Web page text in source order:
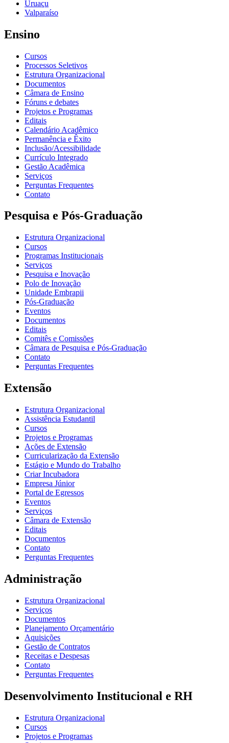
Uruaçu
Valparaíso
Ensino
Cursos
Processos Seletivos
Estrutura Organizacional
Documentos
Câmara de Ensino
Fóruns e debates
Projetos e Programas
Editais
Calendário Acadêmico
Permanência e Êxito
Inclusão/Acessibilidade
Currículo Integrado
Gestão Acadêmica
Serviços
Perguntas Frequentes
Contato
Pesquisa e Pós-Graduação
Estrutura Organizacional
Cursos
Programas Institucionais
Serviços
Pesquisa e Inovação
Polo de Inovação
Unidade Embrapii
Pós-Graduação
Eventos
Documentos
Editais
Comitês e Comissões
Câmara de Pesquisa e Pós-Graduação
Contato
Perguntas Frequentes
Extensão
Estrutura Organizacional
Assistência Estudantil
Cursos
Projetos e Programas
Ações de Extensão
Curricularização da Extensão
Estágio e Mundo do Trabalho
Criar Incubadora
Empresa Júnior
Portal de Egressos
Eventos
Serviços
Câmara de Extensão
Editais
Documentos
Contato
Perguntas Frequentes
Administração
Estrutura Organizacional
Serviços
Documentos
Planejamento Orçamentário
Aquisições
Gestão de Contratos
Receitas e Despesas
Contato
Perguntas Frequentes
Desenvolvimento Institucional e RH
Estrutura Organizacional
Cursos
Projetos e Programas